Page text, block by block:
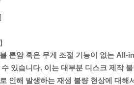
톤암 혹은 무게 조절 기능이 없는 All-
있습니다. 이는 대부분 디스크 제작
인해 발생하는 재생 불량 현상에 대